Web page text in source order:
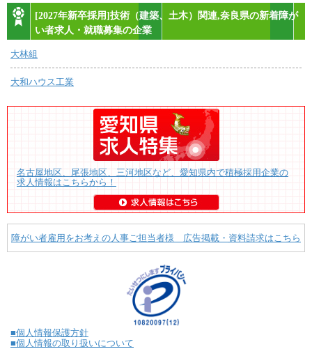
[2027年新卒採用]技術（建築、土木）関連,奈良県の新着障が
い者求人・就職募集の企業
大林組
大和ハウス工業
名古屋地区、尾張地区、三河地区など、愛知県内で積極採用企業の
求人情報はこちらから！
障がい者雇用をお考えの人事ご担当者様 広告掲載・資料請求はこちら
■個人情報保護方針
■個人情報の取り扱いについて